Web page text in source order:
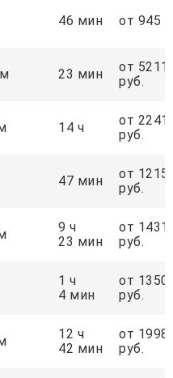
46 мин от 945
23 мин
от 5211
руб.
14 ч
от
руб.
47 мин
от 1215
руб.
9 ч
23 мин
от
руб.
1 ч
4 мин
от 1350
руб.
12 ч
42 мин
от
руб.